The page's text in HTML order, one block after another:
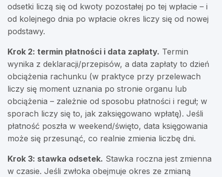
odsetki liczą się od kwoty pozostałej po tej wpłacie – i
od kolejnego dnia po wpłacie okres liczy się od nowej
podstawy.
Krok 2: termin płatności i data zapłaty. Termin
wynika z deklaracji/przepisów, a data zapłaty to dzień
obciążenia rachunku (w praktyce przy przelewach
liczy się moment uznania po stronie organu lub
obciążenia – zależnie od sposobu płatności i reguł; w
sporach liczy się to, jak zaksięgowano wpłatę). Jeśli
płatność poszła w weekend/święto, data księgowania
może się przesunąć, co realnie zmienia liczbę dni.
Krok 3: stawka odsetek. Stawka roczna jest zmienna
w czasie. Jeśli zwłoka obejmuje okres ze zmianą